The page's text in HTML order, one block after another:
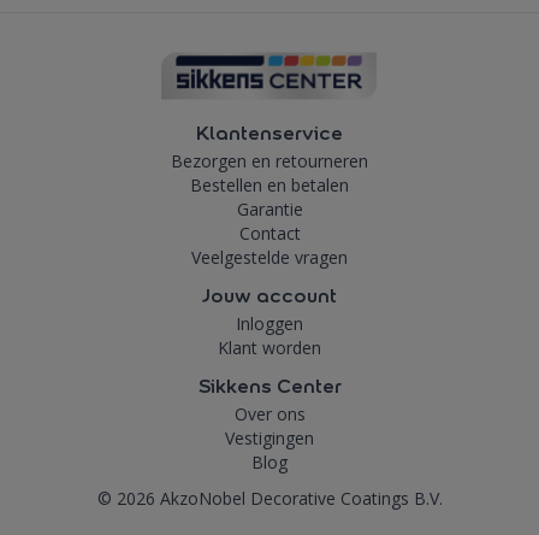
Klantenservice
Bezorgen en retourneren
Bestellen en betalen
Garantie
Contact
Veelgestelde vragen
Jouw account
Inloggen
Klant worden
Sikkens Center
Over ons
Vestigingen
Blog
© 2026 AkzoNobel Decorative Coatings B.V.